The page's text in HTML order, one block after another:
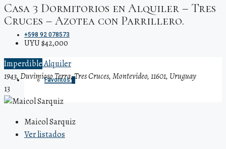
+598 92 078573
Favoritos
Casa 3 Dormitorios en Alquiler – Tres
Cruces – Azotea con Parrillero.
UYU $42,000
ImperdibleAlquiler
1943, Duvimioso Terra, Tres Cruces, Montevideo, 11601, Uruguay
13
Maicol Sarquiz
Ver listados